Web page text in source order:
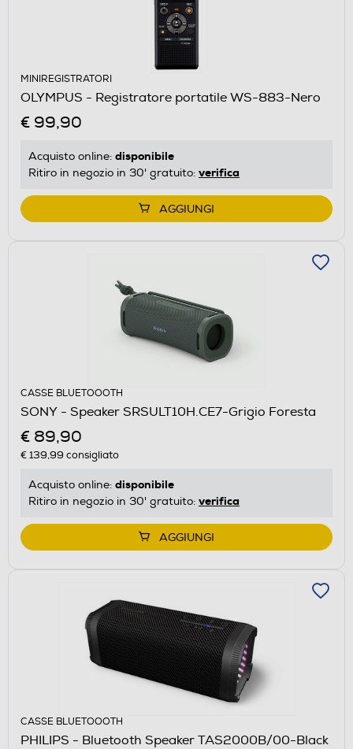
MINIREGISTRATORI
OLYMPUS - Registratore portatile WS-883-Nero
€ 99,90
Acquisto online: disponibile
Ritiro in negozio in 30' gratuito: verifica
AGGIUNGI
CASSE BLUETOOOTH
SONY - Speaker SRSULT10H.CE7-Grigio Foresta
€ 89,90
€ 139,99 consigliato
Acquisto online: disponibile
Ritiro in negozio in 30' gratuito: verifica
AGGIUNGI
CASSE BLUETOOOTH
PHILIPS - Bluetooth Speaker TAS2000B/00-Black